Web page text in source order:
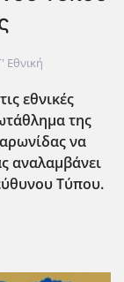
Εθνική
εθνικές
της
να
αναλαμβάνει
Τύπου.